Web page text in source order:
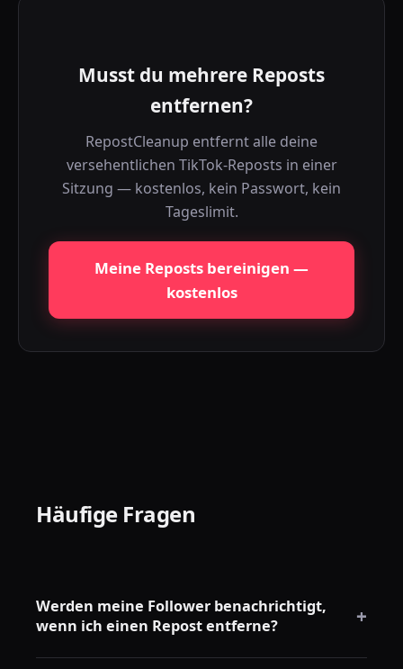
Musst du mehrere Reposts
entfernen?
RepostCleanup entfernt alle deine
versehentlichen TikTok-Reposts in einer
Sitzung — kostenlos, kein Passwort, kein
Tageslimit.
Meine Reposts bereinigen —
kostenlos
Häufige Fragen
Werden meine Follower benachrichtigt,
wenn ich einen Repost entferne?
+